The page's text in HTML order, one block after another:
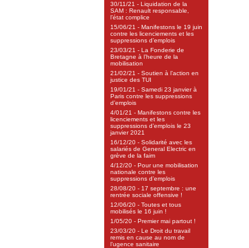
30/11/21 - Liquidation de la
SAM : Renault responsable,
l’état complice
15/06/21 - Manifestons le 19 juin
contre les licenciements et les
suppressions d’emplois
23/03/21 - La Fonderie de
Bretagne à l’heure de la
mobilisation
21/02/21 - Soutien à l’action en
justice des TUI
19/01/21 - Samedi 23 janvier à
Paris contre les suppressions
d’emplois
4/01/21 - Manifestons contre les
licenciements et les
suppressions d’emplois le 23
janvier 2021
16/12/20 - Solidarité avec les
salariés de General Electric en
grève de la faim
4/12/20 - Pour une mobilisation
nationale contre les
suppressions d’emplois
28/08/20 - 17 septembre : une
rentrée sociale offensive !
12/06/20 - Toutes et tous
mobilisés le 16 juin !
1/05/20 - Premier mai partout !
23/03/20 - Le Droit du travail
remis en cause au nom de
l’ugence sanitaire